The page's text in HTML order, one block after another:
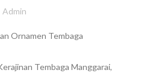
Admin
Tembaga Manggarai,